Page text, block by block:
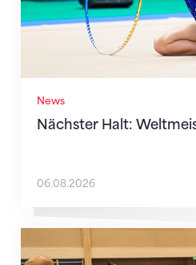
News
Nächster Halt:
06.08.2026
Mit klaren Zielen nach